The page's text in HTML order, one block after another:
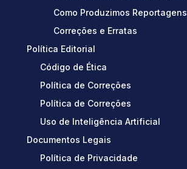
Como Produzimos Reportagens
Correções e Erratas
Política Editorial
Código de Ética
Política de Correções
Política de Correções
Uso de Inteligência Artificial
Documentos Legais
Política de Privacidade